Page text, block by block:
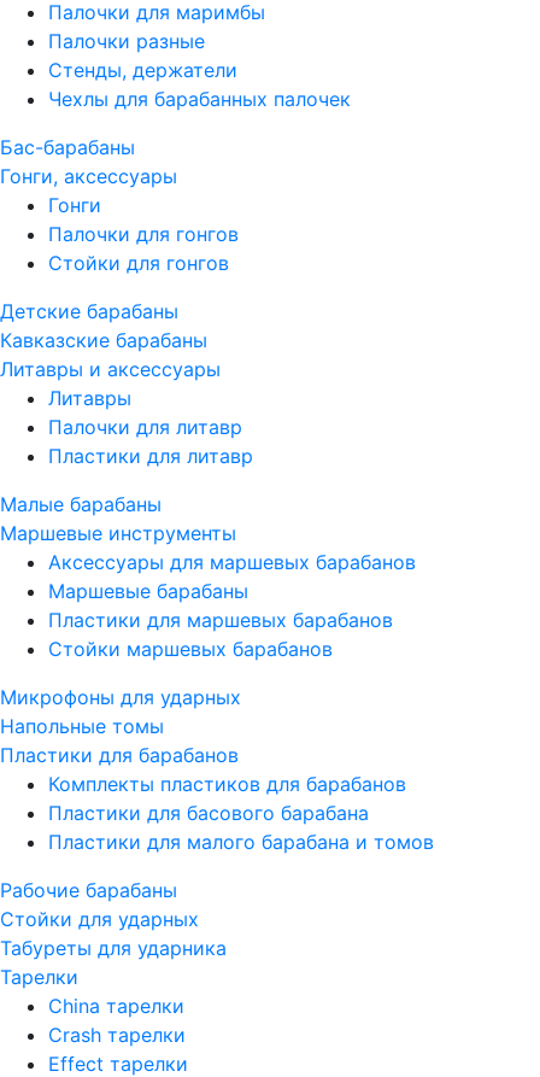
Палочки для маримбы
Палочки разные
Стенды, держатели
Чехлы для барабанных палочек
Бас-барабаны
Гонги, аксессуары
Гонги
Палочки для гонгов
Стойки для гонгов
Детские барабаны
Кавказские барабаны
Литавры и аксессуары
Литавры
Палочки для литавр
Пластики для литавр
Малые барабаны
Маршевые инструменты
Аксессуары для маршевых барабанов
Маршевые барабаны
Пластики для маршевых барабанов
Стойки маршевых барабанов
Микрофоны для ударных
Напольные томы
Пластики для барабанов
Комплекты пластиков для барабанов
Пластики для басового барабана
Пластики для малого барабана и томов
Рабочие барабаны
Стойки для ударных
Табуреты для ударника
Тарелки
China тарелки
Crash тарелки
Effect тарелки